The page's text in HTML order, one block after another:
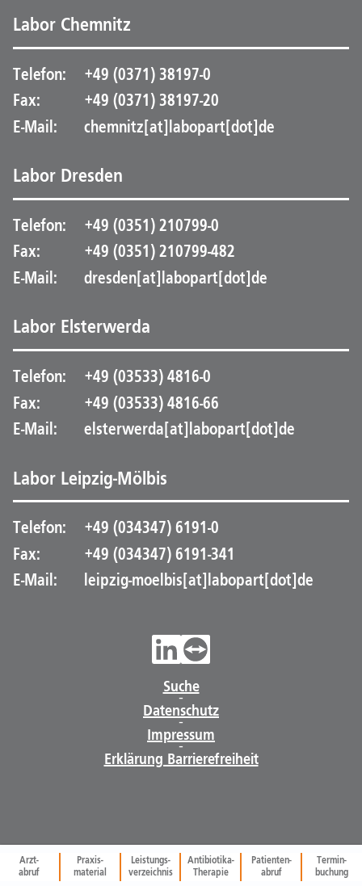
Arzt-
abruf
Praxis-
material
Leistungs-
verzeichnis
Antibiotika-
Therapie
Patienten-
abruf
Termin-
buchung
Labor Chemnitz
Telefon:
+49 (0371) 38197-0
Fax:
+49 (0371) 38197-20
E-Mail:
chemnitz[at]labopart[dot]de
Labor Dresden
Telefon:
+49 (0351) 210799-0
Fax:
+49 (0351) 210799-482
E-Mail:
dresden[at]labopart[dot]de
Labor Elsterwerda
Telefon:
+49 (03533) 4816-0
Fax:
+49 (03533) 4816-66
E-Mail:
elsterwerda[at]labopart[dot]de
Labor Leipzig-Mölbis
Telefon:
+49 (034347) 6191-0
Fax:
+49 (034347) 6191-341
E-Mail:
leipzig-moelbis[at]labopart[dot]de
Suche
-
Datenschutz
-
Impressum
-
Erklärung Barrierefreiheit